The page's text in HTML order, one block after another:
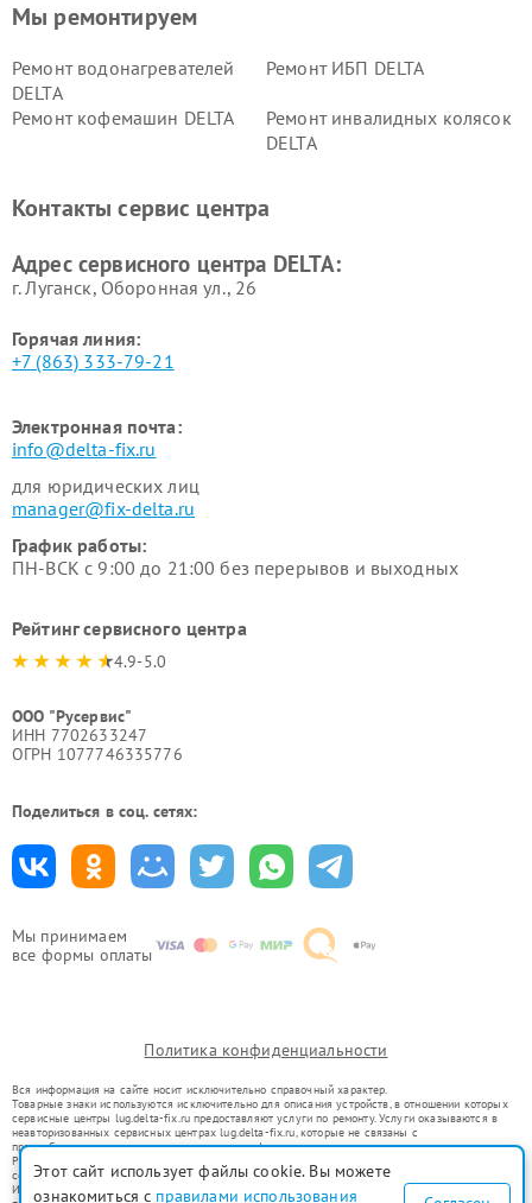
Мы принимаем
все формы оплаты
Мы ремонтируем
Ремонт водонагревателей
DELTA
Ремонт ИБП DELTA
Ремонт кофемашин DELTA
Ремонт инвалидных колясок
DELTA
Контакты сервис центра
Адрес сервисного центра DELTA:
г. Луганск, Оборонная ул., 26
Горячая линия:
+7 (863) 333-79-21
Электронная почта:
info@delta-fix.ru
для юридических лиц
manager@fix-delta.ru
График работы:
ПН-ВСК с 9:00 до 21:00 без перерывов и выходных
Рейтинг сервисного центра
4.9-5.0
ООО "Русервис"
ИНН 7702633247
ОГРН 1077746335776
Поделиться в соц. сетях:
Политика конфиденциальности
Вся информация на сайте носит исключительно справочный характер.
Товарные знаки используются исключительно для описания устройств, в отношении которых
сервисные центры lug.delta-fix.ru предоставляют услуги по ремонту. Услуги оказываются в
неавторизованных сервисных центрах lug.delta-fix.ru, которые не связаны с
правообладателями товарных знаков или их официальными представителями.
Ремонт осуществляется для устройств, уже введенных в гражданский оборот в соответствии
со статьей 1487 ГК РФ.
Использование товарных знаков не преследует цели индивидуализации услуг или введения
Этот сайт использует файлы cookie. Вы можете
ознакомиться с правилами использования